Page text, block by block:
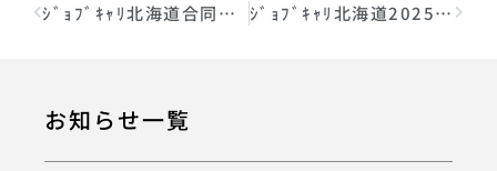
ｼﾞｮﾌﾞｷｬﾘ北海道合同会社説明会参加のお知らせ ｼﾞｮﾌﾞｷｬﾘ北海道2025【就活祭】合同会社説明会参加のお知らせ
お知らせ一覧